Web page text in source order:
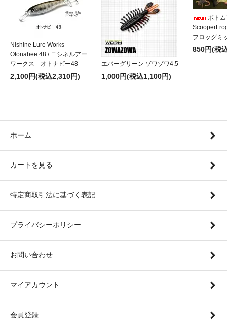
Nishine Lure Works
Otonabee 48 / ニシネルアー
ワークス オトナビー48
2,100円(税込2,310円)
エバーグリーン ゾワゾワ4.5
1,000円(税込1,100円)
ボト
フロッグミ
850円(税
ホーム
カートを見る
特定商取引法に基づく表記
プライバシーポリシー
お問い合わせ
マイアカウント
会員登録